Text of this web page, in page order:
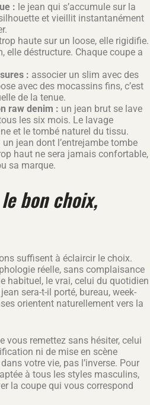
: le jean qui s’accumule sur la
et vieillit instantanément
haute sur un loose, elle rigidifie.
elle déstructure. Chaque coupe a
: associer un slim avec des
avec des mocassins fins, c’est
de la tenue.
raw denim : un jean brut se lave
les six mois. Le lavage
et le tombé naturel du tissu.
un jean dont l’entrejambe tombe
haut ne sera jamais confortable,
sa marque.
bon choix,
suffisent à éclaircir le choix.
réelle, sans complaisance
habituel, le vrai, celui du quotidien
sera-t-il porté, bureau, week-
orientent naturellement vers la
vous remettez sans hésiter, celui
ni de mise en scène
votre vie, pas l’inverse. Pour
à tous les styles masculins,
la coupe qui vous correspond